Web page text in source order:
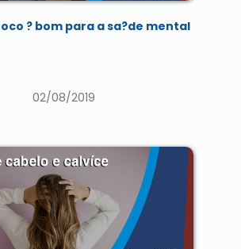
? bom para a sa?de mental
02/08/2019